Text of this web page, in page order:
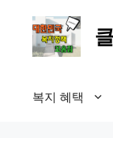
복지 혜택